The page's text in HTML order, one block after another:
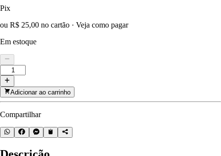
Pix
ou R$ 25,00 no cartão · Veja como pagar
Em estoque
Adicionar ao carrinho
Compartilhar